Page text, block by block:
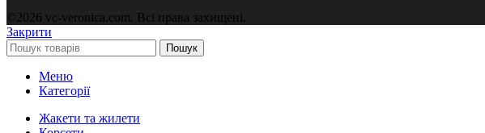
©2026 vc-veronica.com. Всі права захищені.
Закрити
Пошук
Меню
Категорії
Жакети та жилети